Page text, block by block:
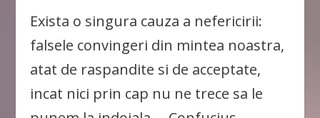
Exista o singura cauza a nefericirii:
falsele convingeri din mintea noastra,
atat de raspandite si de acceptate,
incat nici prin cap nu ne trece sa le